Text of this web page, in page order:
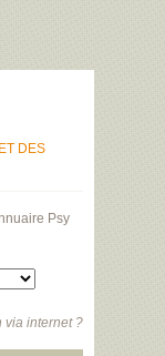
DES
Psy
via internet ?